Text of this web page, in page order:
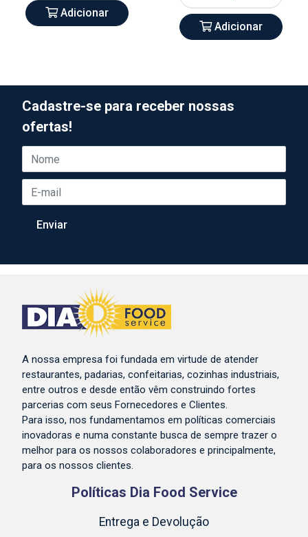
Adicionar
Adicionar
Cadastre-se para receber nossas
ofertas!
A nossa empresa foi fundada em virtude de atender
restaurantes, padarias, confeitarias, cozinhas industriais,
entre outros e desde então vêm construindo fortes
parcerias com seus Fornecedores e Clientes.
Para isso, nos fundamentamos em políticas comerciais
inovadoras e numa constante busca de sempre trazer o
melhor para os nossos colaboradores e principalmente,
para os nossos clientes.
Políticas Dia Food Service
Entrega e Devolução